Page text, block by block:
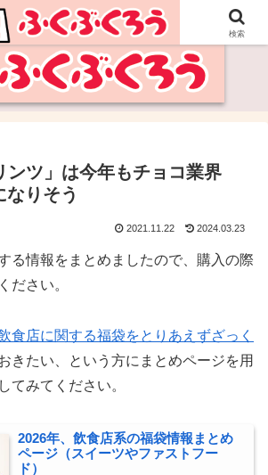
福袋・セールの情報サイト
ンツ」は今年もチョコ業界
なりそう
2021.11.22 2024.03.23
る情報をまとめましたので、購入の際
ださい。
食店に関する福袋をとりあえずざっく
きたい、という方にまとめページを用
てみてください。
2026年、飲食店系の福袋情報まとめ
ページ（スイーツやファストフー
ド）
検索